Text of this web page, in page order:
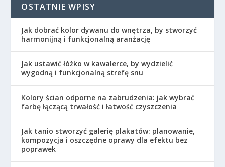
OSTATNIE WPISY
Jak dobrać kolor dywanu do wnętrza, by stworzyć
harmonijną i funkcjonalną aranżację
Jak ustawić łóżko w kawalerce, by wydzielić
wygodną i funkcjonalną strefę snu
Kolory ścian odporne na zabrudzenia: jak wybrać
farbę łączącą trwałość i łatwość czyszczenia
Jak tanio stworzyć galerię plakatów: planowanie,
kompozycja i oszczędne oprawy dla efektu bez
poprawek